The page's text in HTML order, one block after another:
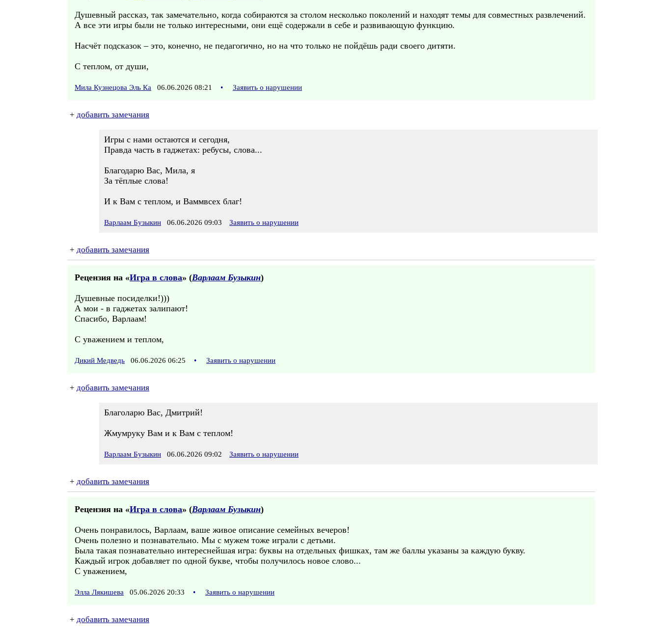
Душевный рассказ, так замечательно, когда собираются за столом несколько поколений и находят темы для совместных развлечений.
А все эти игры были не только интересными, они ещё содержали в себе и развивающую функцию.
Насчёт подсказок – это, конечно, не педагогично, но на что только не пойдёшь ради своего дитяти.
С теплом, от души,
Мила Кузнецова Эль Ка 06.06.2026 08:21 • Заявить о нарушении
+ добавить замечания
Игры с нами остаются и сегодня,
Правда часть в гаджетах: ребусы, слова...
Благодарю Вас, Мила, я
За тёплые слова!
И к Вам с теплом, и Ваммвсех благ!
Варлаам Бузыкин 06.06.2026 09:03 Заявить о нарушении
+ добавить замечания
Рецензия на «Игра в слова» (Варлаам Бузыкин)
Душевные посиделки!)))
А мои - в гаджетах залипают!
Спасибо, Варлаам!
С уважением и теплом,
Дикий Медведь 06.06.2026 06:25 • Заявить о нарушении
+ добавить замечания
Благоларю Вас, Дмитрий!
Жмумруку Вам и к Вам с теплом!
Варлаам Бузыкин 06.06.2026 09:02 Заявить о нарушении
+ добавить замечания
Рецензия на «Игра в слова» (Варлаам Бузыкин)
Очень понравилось, Варлаам, ваше живое описание семейных вечеров!
Очень полезно и познавательно. Мы с мужем тоже играли с детьми.
Была такая познавательно интереснейшая игра: буквы на отдельных фишках, там же баллы указаны за каждую букву.
Каждый игрок добавляет по одной букве, чтобы получилось новое слово...
С уважением,
Элла Лякишева 05.06.2026 20:33 • Заявить о нарушении
+ добавить замечания